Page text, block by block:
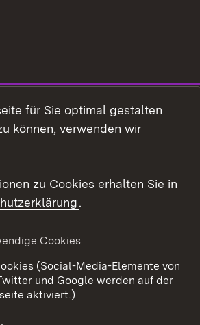
Datenschutz
Cookies
für Sie optimal gestalten
können, verwenden wir
zu Cookies erhalten Sie in
.
Cookies
(Social-Media-Elemente von
und Google werden auf der
aktiviert.)